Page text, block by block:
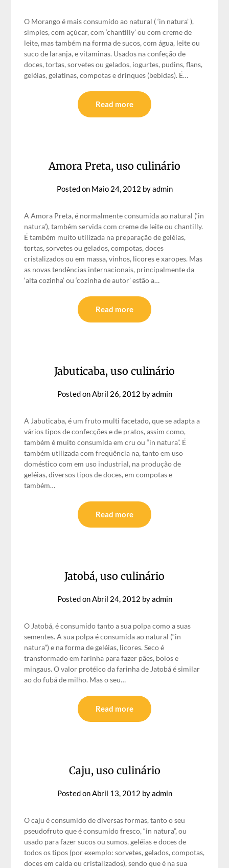
O Morango é mais consumido ao natural ( ‘in natura’ ),
simples, com açúcar, com ‘chantilly’ ou com creme de
leite, mas também na forma de sucos, com água, leite ou
suco de laranja, e vitaminas. Usados na confeção de
doces, tortas, sorvetes ou gelados, iogurtes, pudins, flans,
geléias, gelatinas, compotas e drinques (bebidas). É…
Read more
Amora Preta, uso culinário
Posted on Maio 24, 2012 byadmin
A Amora Preta, é normalmente consumida ao natural (‘in
natura’), também servida com creme de leite ou chantilly.
É também muito utilizada na preparação de geléias,
tortas, sorvetes ou gelados, compotas, doces
cristalizados ou em massa, vinhos, licores e xaropes. Mas
as novas tendências internacionais, principalmente da
‘alta cozinha’ ou ‘cozinha de autor’ estão a…
Read more
Jabuticaba, uso culinário
Posted onAbril 26, 2012 byadmin
A Jabuticaba, é um fruto multi facetado, que se adapta a
vários tipos de confecções e de pratos, assim como,
também é muito consumida em cru ou “in natura”. É
também utilizada com freqüência na, tanto em uso
doméstico com em uso industrial, na produção de
geléias, diversos tipos de doces, em compotas e
também…
Read more
Jatobá, uso culinário
Posted onAbril 24, 2012 byadmin
O Jatobá, é consumido tanto a sua polpa como a suas
sementes. A sua polpa é consumida ao natural (“in
natura”) e na forma de geléias, licores. Seco é
transformado em farinha para fazer pães, bolos e
mingaus. O valor protéico da farinha de Jatobá é similar
ao do fubá de milho. Mas o seu…
Read more
Caju, uso culinário
Posted onAbril 13, 2012 byadmin
O caju é consumido de diversas formas, tanto o seu
pseudofruto que é consumido fresco, “in natura”, ou
usado para fazer sucos ou sumos, geléias e doces de
todos os tipos (por exemplo: sorvetes, gelados, compotas,
doces em calda ou cristalizados), sendo que é na sua